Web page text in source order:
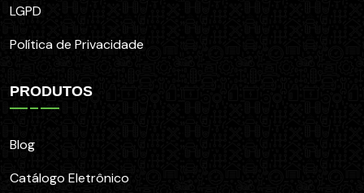
LGPD
Política de Privacidade
PRODUTOS
Blog
Catálogo Eletrônico